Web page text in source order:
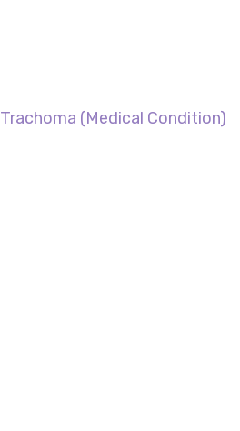
Trachoma (Medical Condition) גרענת